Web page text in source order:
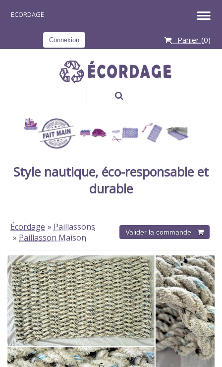
Connexion Panier (0)
Style nautique, éco-responsable et
durable
Écordage » Paillassons
» Paillasson Maison